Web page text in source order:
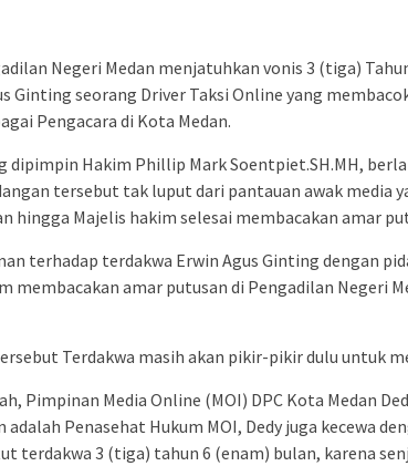
Negeri Medan menjatuhkan vonis 3 (tiga)
Ginting seorang Driver Taksi Online yang
Pengacara di Kota Medan.
dipimpin Hakim Phillip Mark Soentpiet.SH.MH,
tersebut tak luput dari pantauan awak media
hingga Majelis hakim selesai membacakan amar
terhadap terdakwa Erwin Agus Ginting dengan
membacakan amar putusan di Pengadilan Negeri
Terdakwa masih akan pikir-pikir dulu untuk
Pimpinan Media Online (MOI) DPC Kota Medan
Penasehat Hukum MOI, Dedy juga kecewa
terdakwa 3 (tiga) tahun 6 (enam) bulan, karena